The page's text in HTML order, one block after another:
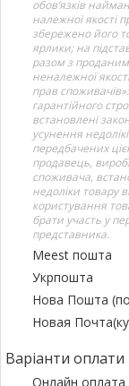
обов’язків
належної якості
збережено його
ярлики; на
разом з
неналежної
прав
гарантійного
встановлені
усунення
передбачених
продавець,
споживача,
недоліки товару
користування
брати участь у
представника.
Meest пошта
Укрпошта
Нова Пошта
Новая
Варіанти оплати
Онлайн оплата